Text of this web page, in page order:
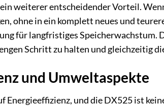
weiterer entscheidender Vorteil.
ohne in ein komplett neues und
für langfristiges
Schritt zu halten und gleichzeitig
und Umweltaspekte
Energieeffizienz, und die DX525 ist